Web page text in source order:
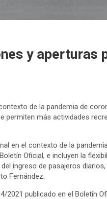
y aperturas
de la pandemia de
permiten más actividades
en el contexto de la
Oficial, e incluyen la
ingreso de pasajeros
Fernández.
2021 publicado en el Boletín